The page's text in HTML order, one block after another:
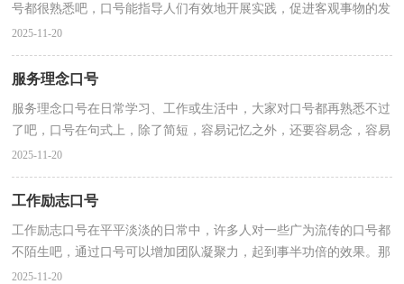
号都很熟悉吧，口号能指导人们有效地开展实践，促进客观事物的发
展。那什么样的口号才具有启发意义呢？以下是小编精...
2025-11-20
服务理念口号
服务理念口号在日常学习、工作或生活中，大家对口号都再熟悉不过
了吧，口号在句式上，除了简短，容易记忆之外，还要容易念，容易
传。那么什么样的口号才更具感染力呢？以下是小编帮大家整...
2025-11-20
工作励志口号
工作励志口号在平平淡淡的日常中，许多人对一些广为流传的口号都
不陌生吧，通过口号可以增加团队凝聚力，起到事半功倍的效果。那
么你有真正了解过口号吗？以下是小编帮大家整理的工...
2025-11-20